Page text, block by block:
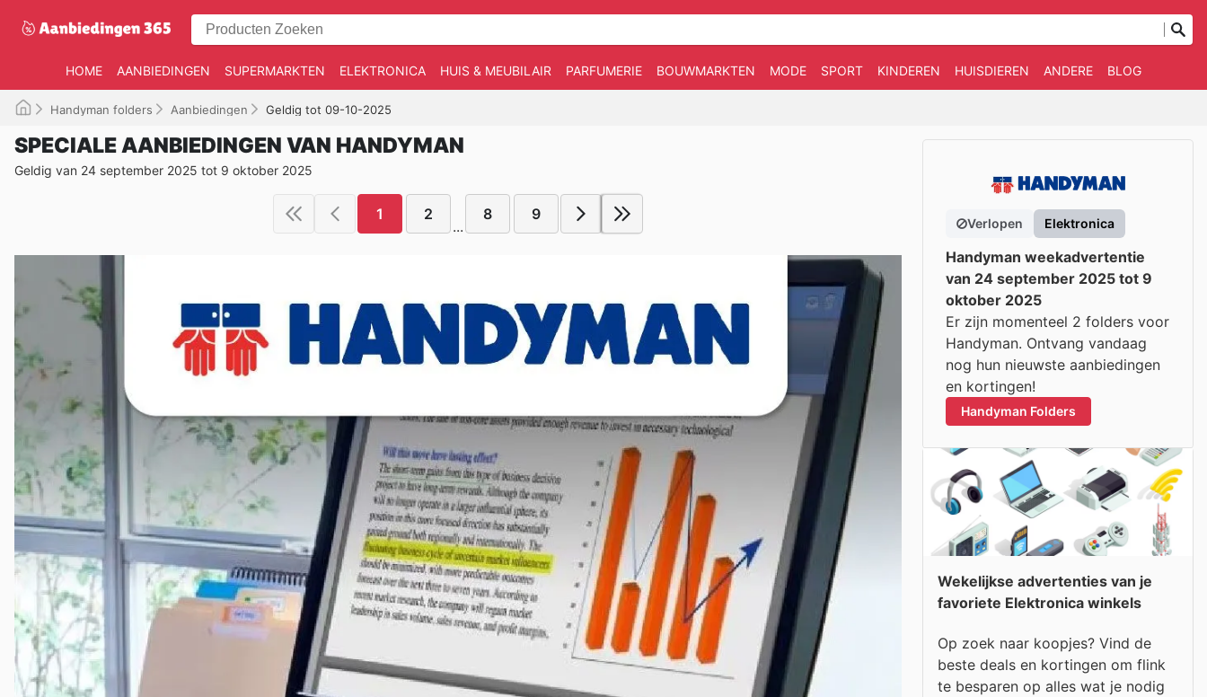
HOME AANBIEDINGEN SUPERMARKTEN ELEKTRONICA HUIS & MEUBILAIR PARFUMERIE BOUWMARKTEN MODE SPORT KINDEREN HUISDIEREN ANDERE BLOG
Handyman folders Aanbiedingen Geldig tot 09-10-2025
SPECIALE AANBIEDINGEN VAN HANDYMAN
Geldig van 24 september 2025 tot 9 oktober 2025
1 2
...
8 9
Verlopen Elektronica
Handyman weekadvertentie
van 24 september 2025 tot 9
oktober 2025
Er zijn momenteel 2 folders voor
Handyman. Ontvang vandaag
nog hun nieuwste aanbiedingen
en kortingen!
Handyman Folders
Wekelijkse advertenties van je
favoriete Elektronica winkels
Op zoek naar koopjes? Vind de
beste deals en kortingen om flink
te besparen op alles wat je nodig